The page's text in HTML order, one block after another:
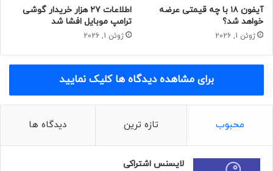
آیفون ۱۸ با چه قیمتی عرضه
خواهد شد؟
ژوئن 1, 2026
اطلاعات ۲۷ هزار خریدار گوشی
ترامپ موبایل افشا شد
ژوئن 1, 2026
برای مشاهده دیدگاه ها کلیک نمایید
محبوب تازه ترین دیدگاه ها
لایسنس اشتراکی